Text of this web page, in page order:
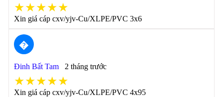
★★★★★
Xin giá cáp cxv/yjv-Cu/XLPE/PVC 3x6
�
Đinh Bất Tam 2 tháng trước
★★★★★
Xin giá cáp cxv/yjv-Cu/XLPE/PVC 4x95